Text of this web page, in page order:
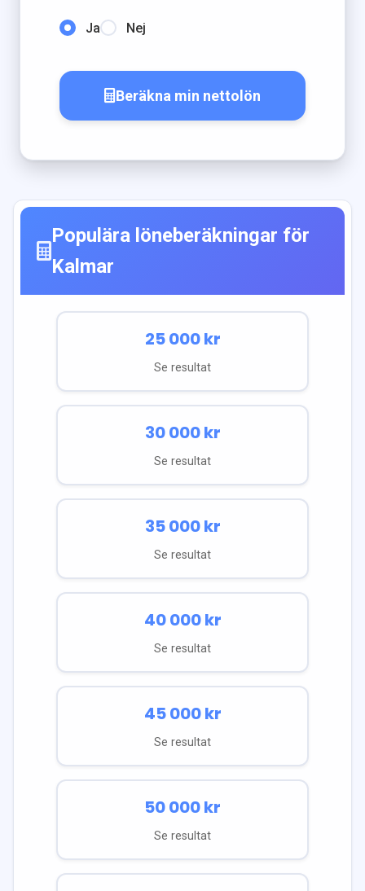
Ja Nej
Beräkna min nettolön
Populära löneberäkningar för
Kalmar
25 000kr
Se resultat
30 000kr
Se resultat
35 000kr
Se resultat
40 000kr
Se resultat
45 000kr
Se resultat
50 000kr
Se resultat